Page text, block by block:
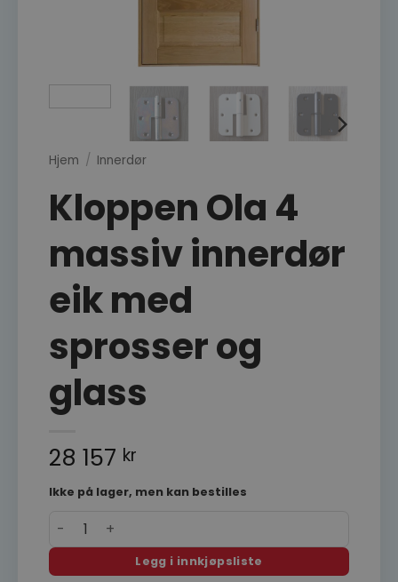
Hjem / Innerdør
Kloppen Ola 4
massiv innerdør
eik med
sprosser og
glass
28 157 kr
Ikke på lager, men kan bestilles
Kloppen Ola 4 massiv innerdør eik med sprosser
Legg i innkjøpsliste